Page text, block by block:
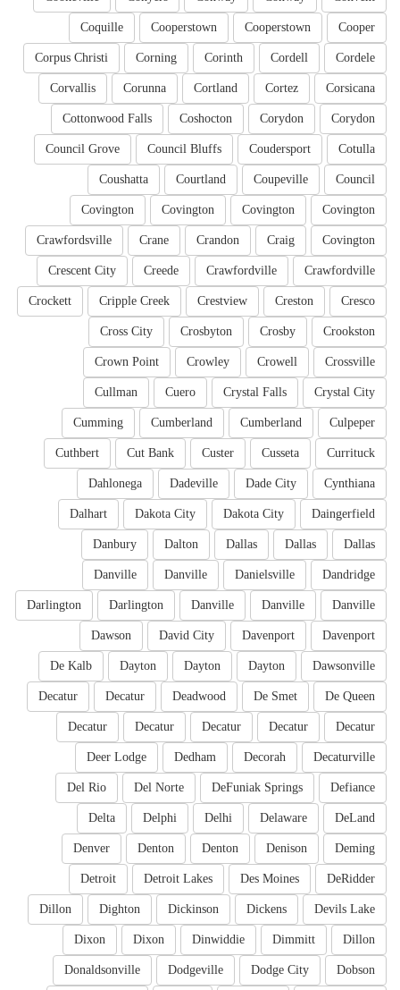
Cooper
Cooperstown
Cooperstown
Coquille
Cordele
Cordell
Corinth
Corning
Corpus Christi
Corsicana
Cortez
Cortland
Corunna
Corvallis
Corydon
Corydon
Coshocton
Cottonwood Falls
Cotulla
Coudersport
Council Bluffs
Council Grove
Council
Coupeville
Courtland
Coushatta
Covington
Covington
Covington
Covington
Covington
Craig
Crandon
Crane
Crawfordsville
Crawfordville
Crawfordville
Creede
Crescent City
Cresco
Creston
Crestview
Cripple Creek
Crockett
Crookston
Crosby
Crosbyton
Cross City
Crossville
Crowell
Crowley
Crown Point
Crystal City
Crystal Falls
Cuero
Cullman
Culpeper
Cumberland
Cumberland
Cumming
Currituck
Cusseta
Custer
Cut Bank
Cuthbert
Cynthiana
Dade City
Dadeville
Dahlonega
Daingerfield
Dakota City
Dakota City
Dalhart
Dallas
Dallas
Dallas
Dalton
Danbury
Dandridge
Danielsville
Danville
Danville
Danville
Danville
Danville
Darlington
Darlington
Davenport
Davenport
David City
Dawson
Dawsonville
Dayton
Dayton
Dayton
De Kalb
De Queen
De Smet
Deadwood
Decatur
Decatur
Decatur
Decatur
Decatur
Decatur
Decatur
Decaturville
Decorah
Dedham
Deer Lodge
Defiance
DeFuniak Springs
Del Norte
Del Rio
DeLand
Delaware
Delhi
Delphi
Delta
Deming
Denison
Denton
Denton
Denver
DeRidder
Des Moines
Detroit Lakes
Detroit
Devils Lake
Dickens
Dickinson
Dighton
Dillon
Dillon
Dimmitt
Dinwiddie
Dixon
Dixon
Dobson
Dodge City
Dodgeville
Donaldsonville